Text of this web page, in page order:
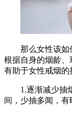
那么女性该如
根据自身的烟龄
有助于女性戒烟的
1.逐渐减少抽
间，少抽多闻，有